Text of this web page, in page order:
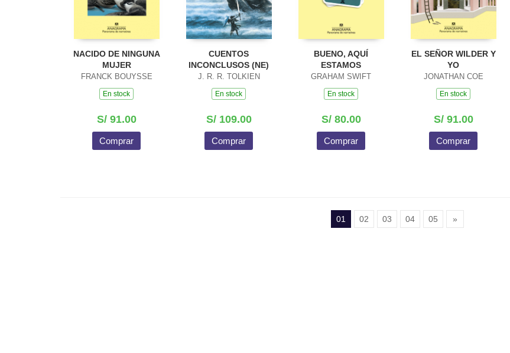
NACIDO DE NINGUNA
MUJER
FRANCK BOUYSSE
En stock
S/ 91.00
Comprar
CUENTOS
INCONCLUSOS (NE)
J. R. R. TOLKIEN
En stock
S/ 109.00
Comprar
BUENO, AQUÍ
ESTAMOS
GRAHAM SWIFT
En stock
S/ 80.00
Comprar
EL SEÑOR WILDER Y
YO
JONATHAN COE
En stock
S/ 91.00
Comprar
01 02 03 04 05 »